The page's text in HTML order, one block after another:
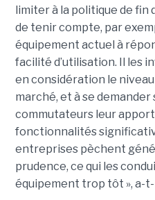
limiter à la politique de fin
de tenir compte, par
équipement actuel à
facilité d’utilisation. Il les
en considération le
marché, et à se demander
commutateurs leur
fonctionnalités
entreprises pèchent
prudence, ce qui les
équipement trop tôt », a-